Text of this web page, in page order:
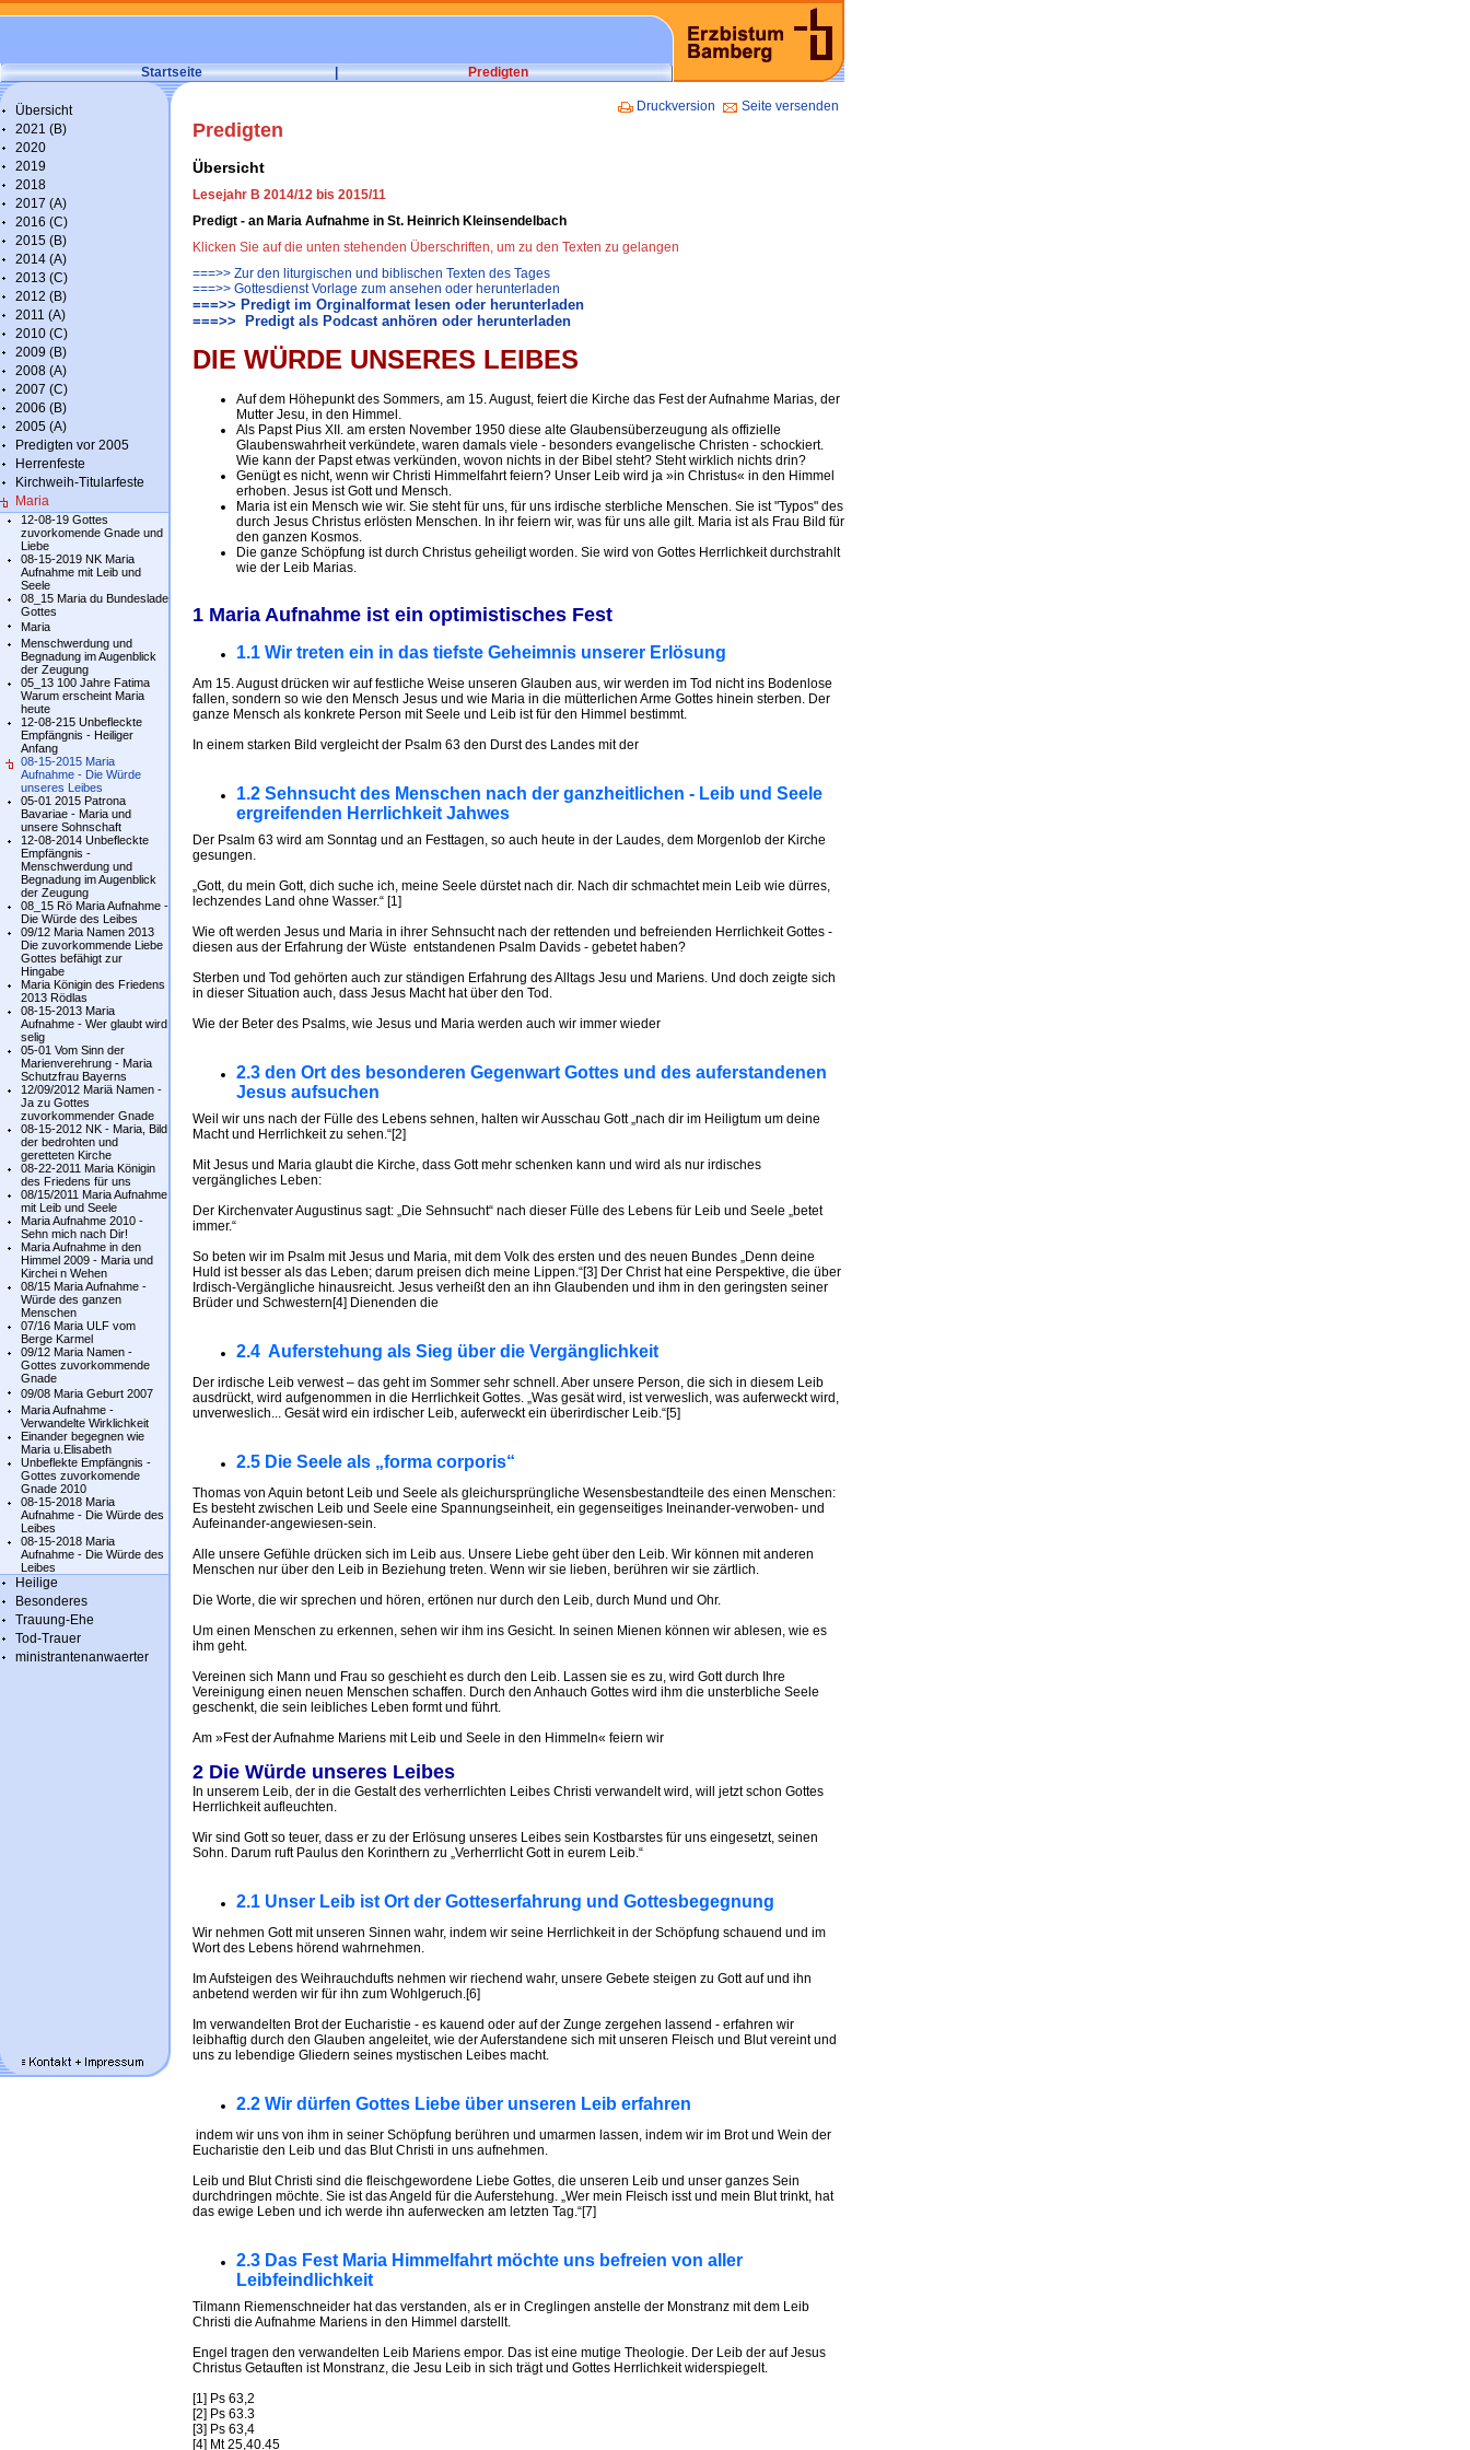
Startseite | Predigten
Übersicht
2021 (B)
2020
2019
2018
2017 (A)
2016 (C)
2015 (B)
2014 (A)
2013 (C)
2012 (B)
2011 (A)
2010 (C)
2009 (B)
2008 (A)
2007 (C)
2006 (B)
2005 (A)
Predigten vor 2005
Herrenfeste
Kirchweih-Titularfeste
Maria
12-08-19 Gottes
zuvorkomende Gnade und
Liebe
08-15-2019 NK Maria
Aufnahme mit Leib und
Seele
08_15 Maria du Bundeslade
Gottes
Maria
Menschwerdung und
Begnadung im Augenblick
der Zeugung
05_13 100 Jahre Fatima
Warum erscheint Maria
heute
12-08-215 Unbefleckte
Empfängnis - Heiliger
Anfang
08-15-2015 Maria
Aufnahme - Die Würde
unseres Leibes
05-01 2015 Patrona
Bavariae - Maria und
unsere Sohnschaft
12-08-2014 Unbefleckte
Empfängnis -
Menschwerdung und
Begnadung im Augenblick
der Zeugung
08_15 Rö Maria Aufnahme -
Die Würde des Leibes
09/12 Maria Namen 2013
Die zuvorkommende Liebe
Gottes befähigt zur
Hingabe
Maria Königin des Friedens
2013 Rödlas
08-15-2013 Maria
Aufnahme - Wer glaubt wird
selig
05-01 Vom Sinn der
Marienverehrung - Maria
Schutzfrau Bayerns
12/09/2012 Mariä Namen -
Ja zu Gottes
zuvorkommender Gnade
08-15-2012 NK - Maria, Bild
der bedrohten und
geretteten Kirche
08-22-2011 Maria Königin
des Friedens für uns
08/15/2011 Maria Aufnahme
mit Leib und Seele
Maria Aufnahme 2010 -
Sehn mich nach Dir!
Maria Aufnahme in den
Himmel 2009 - Maria und
Kirchei n Wehen
08/15 Maria Aufnahme -
Würde des ganzen
Menschen
07/16 Maria ULF vom
Berge Karmel
09/12 Maria Namen -
Gottes zuvorkommende
Gnade
09/08 Maria Geburt 2007
Maria Aufnahme -
Verwandelte Wirklichkeit
Einander begegnen wie
Maria u.Elisabeth
Unbeflekte Empfängnis -
Gottes zuvorkomende
Gnade 2010
08-15-2018 Maria
Aufnahme - Die Würde des
Leibes
08-15-2018 Maria
Aufnahme - Die Würde des
Leibes
Heilige
Besonderes
Trauung-Ehe
Tod-Trauer
ministrantenanwaerter
Druckversion Seite versenden
Predigten
Übersicht
Lesejahr B 2014/12 bis 2015/11
Predigt - an Maria Aufnahme in St. Heinrich Kleinsendelbach
Klicken Sie auf die unten stehenden Überschriften, um zu den Texten zu gelangen
===>> Zur den liturgischen und biblischen Texten des Tages
===>> Gottesdienst Vorlage zum ansehen oder herunterladen
===>> Predigt im Orginalformat lesen oder herunterladen
===>> Predigt als Podcast anhören oder herunterladen
DIE WÜRDE UNSERES LEIBES
Auf dem Höhepunkt des Sommers, am 15. August, feiert die Kirche das Fest der Aufnahme Marias, der
Mutter Jesu, in den Himmel.
Als Papst Pius XII. am ersten November 1950 diese alte Glaubensüberzeugung als offizielle
Glaubenswahrheit verkündete, waren damals viele - besonders evangelische Christen - schockiert.
Wie kann der Papst etwas verkünden, wovon nichts in der Bibel steht? Steht wirklich nichts drin?
Genügt es nicht, wenn wir Christi Himmelfahrt feiern? Unser Leib wird ja »in Christus« in den Himmel
erhoben. Jesus ist Gott und Mensch.
Maria ist ein Mensch wie wir. Sie steht für uns, für uns irdische sterbliche Menschen. Sie ist "Typos" des
durch Jesus Christus erlösten Menschen. In ihr feiern wir, was für uns alle gilt. Maria ist als Frau Bild für
den ganzen Kosmos.
Die ganze Schöpfung ist durch Christus geheiligt worden. Sie wird von Gottes Herrlichkeit durchstrahlt
wie der Leib Marias.
1 Maria Aufnahme ist ein optimistisches Fest
1.1 Wir treten ein in das tiefste Geheimnis unserer Erlösung
Am 15. August drücken wir auf festliche Weise unseren Glauben aus, wir werden im Tod nicht ins Bodenlose
fallen, sondern so wie den Mensch Jesus und wie Maria in die mütterlichen Arme Gottes hinein sterben. Der
ganze Mensch als konkrete Person mit Seele und Leib ist für den Himmel bestimmt.
In einem starken Bild vergleicht der Psalm 63 den Durst des Landes mit der
1.2 Sehnsucht des Menschen nach der ganzheitlichen - Leib und Seele
ergreifenden Herrlichkeit Jahwes
Der Psalm 63 wird am Sonntag und an Festtagen, so auch heute in der Laudes, dem Morgenlob der Kirche
gesungen.
„Gott, du mein Gott, dich suche ich, meine Seele dürstet nach dir. Nach dir schmachtet mein Leib wie dürres,
lechzendes Land ohne Wasser.“ [1]
Wie oft werden Jesus und Maria in ihrer Sehnsucht nach der rettenden und befreienden Herrlichkeit Gottes -
diesen aus der Erfahrung der Wüste entstandenen Psalm Davids - gebetet haben?
Sterben und Tod gehörten auch zur ständigen Erfahrung des Alltags Jesu und Mariens. Und doch zeigte sich
in dieser Situation auch, dass Jesus Macht hat über den Tod.
Wie der Beter des Psalms, wie Jesus und Maria werden auch wir immer wieder
2.3 den Ort des besonderen Gegenwart Gottes und des auferstandenen
Jesus aufsuchen
Weil wir uns nach der Fülle des Lebens sehnen, halten wir Ausschau Gott „nach dir im Heiligtum um deine
Macht und Herrlichkeit zu sehen.“[2]
Mit Jesus und Maria glaubt die Kirche, dass Gott mehr schenken kann und wird als nur irdisches
vergängliches Leben:
Der Kirchenvater Augustinus sagt: „Die Sehnsucht“ nach dieser Fülle des Lebens für Leib und Seele „betet
immer.“
So beten wir im Psalm mit Jesus und Maria, mit dem Volk des ersten und des neuen Bundes „Denn deine
Huld ist besser als das Leben; darum preisen dich meine Lippen.“[3] Der Christ hat eine Perspektive, die über
Irdisch-Vergängliche hinausreicht. Jesus verheißt den an ihn Glaubenden und ihm in den geringsten seiner
Brüder und Schwestern[4] Dienenden die
2.4 Auferstehung als Sieg über die Vergänglichkeit
Der irdische Leib verwest – das geht im Sommer sehr schnell. Aber unsere Person, die sich in diesem Leib
ausdrückt, wird aufgenommen in die Herrlichkeit Gottes. „Was gesät wird, ist verweslich, was auferweckt wird,
unverweslich... Gesät wird ein irdischer Leib, auferweckt ein überirdischer Leib.“[5]
2.5 Die Seele als „forma corporis“
Thomas von Aquin betont Leib und Seele als gleichursprüngliche Wesensbestandteile des einen Menschen:
Es besteht zwischen Leib und Seele eine Spannungseinheit, ein gegenseitiges Ineinander-verwoben- und
Aufeinander-angewiesen-sein.
Alle unsere Gefühle drücken sich im Leib aus. Unsere Liebe geht über den Leib. Wir können mit anderen
Menschen nur über den Leib in Beziehung treten. Wenn wir sie lieben, berühren wir sie zärtlich.
Die Worte, die wir sprechen und hören, ertönen nur durch den Leib, durch Mund und Ohr.
Um einen Menschen zu erkennen, sehen wir ihm ins Gesicht. In seinen Mienen können wir ablesen, wie es
ihm geht.
Vereinen sich Mann und Frau so geschieht es durch den Leib. Lassen sie es zu, wird Gott durch Ihre
Vereinigung einen neuen Menschen schaffen. Durch den Anhauch Gottes wird ihm die unsterbliche Seele
geschenkt, die sein leibliches Leben formt und führt.
Am »Fest der Aufnahme Mariens mit Leib und Seele in den Himmeln« feiern wir
2 Die Würde unseres Leibes
In unserem Leib, der in die Gestalt des verherrlichten Leibes Christi verwandelt wird, will jetzt schon Gottes
Herrlichkeit aufleuchten.
Wir sind Gott so teuer, dass er zu der Erlösung unseres Leibes sein Kostbarstes für uns eingesetzt, seinen
Sohn. Darum ruft Paulus den Korinthern zu „Verherrlicht Gott in eurem Leib.“
2.1 Unser Leib ist Ort der Gotteserfahrung und Gottesbegegnung
Wir nehmen Gott mit unseren Sinnen wahr, indem wir seine Herrlichkeit in der Schöpfung schauend und im
Wort des Lebens hörend wahrnehmen.
Im Aufsteigen des Weihrauchdufts nehmen wir riechend wahr, unsere Gebete steigen zu Gott auf und ihn
anbetend werden wir für ihn zum Wohlgeruch.[6]
Im verwandelten Brot der Eucharistie - es kauend oder auf der Zunge zergehen lassend - erfahren wir
leibhaftig durch den Glauben angeleitet, wie der Auferstandene sich mit unseren Fleisch und Blut vereint und
uns zu lebendige Gliedern seines mystischen Leibes macht.
2.2 Wir dürfen Gottes Liebe über unseren Leib erfahren
indem wir uns von ihm in seiner Schöpfung berühren und umarmen lassen, indem wir im Brot und Wein der
Eucharistie den Leib und das Blut Christi in uns aufnehmen.
Leib und Blut Christi sind die fleischgewordene Liebe Gottes, die unseren Leib und unser ganzes Sein
durchdringen möchte. Sie ist das Angeld für die Auferstehung. „Wer mein Fleisch isst und mein Blut trinkt, hat
das ewige Leben und ich werde ihn auferwecken am letzten Tag.“[7]
2.3 Das Fest Maria Himmelfahrt möchte uns befreien von aller
Leibfeindlichkeit
Tilmann Riemenschneider hat das verstanden, als er in Creglingen anstelle der Monstranz mit dem Leib
Christi die Aufnahme Mariens in den Himmel darstellt.
Engel tragen den verwandelten Leib Mariens empor. Das ist eine mutige Theologie. Der Leib der auf Jesus
Christus Getauften ist Monstranz, die Jesu Leib in sich trägt und Gottes Herrlichkeit widerspiegelt.
[1] Ps 63,2
[2] Ps 63.3
[3] Ps 63,4
[4] Mt 25,40.45